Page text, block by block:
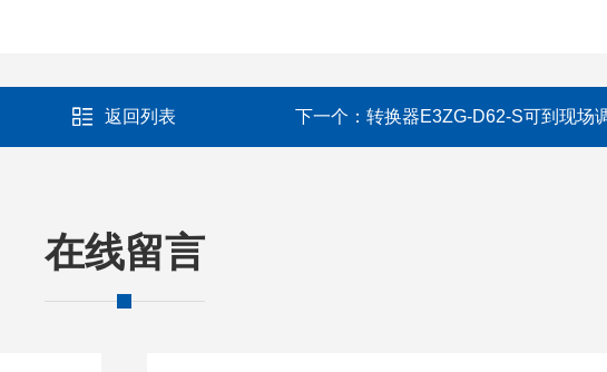
返回列表 下一个： 转换器E3ZG-D62-S可到现场
在线留言